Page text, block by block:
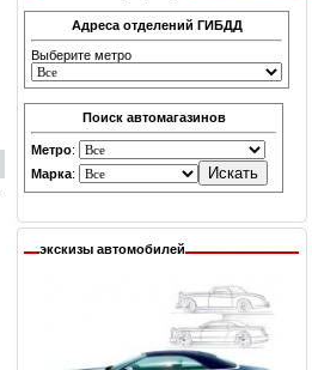
Адреса отделений ГИБДД
Выберите метро
Поиск автомагазинов
Метро:
Марка:
экскизы автомобилей